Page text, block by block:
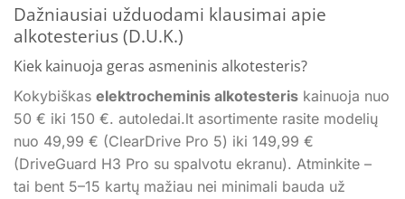
Dažniausiai užduodami klausimai apie
alkotesterius (D.U.K.)
Kiek kainuoja geras asmeninis alkotesteris?
Kokybiškas elektrocheminis alkotesteris kainuoja nuo
50 € iki 150 €. autoledai.lt asortimente rasite modelių
nuo 49,99 € (ClearDrive Pro 5) iki 149,99 €
(DriveGuard H3 Pro su spalvotu ekranu). Atminkite –
tai bent 5–15 kartų mažiau nei minimali bauda už